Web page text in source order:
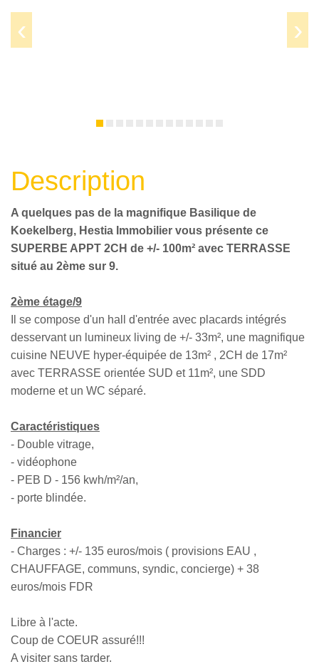
Description
A quelques pas de la magnifique Basilique de
Koekelberg, Hestia Immobilier vous présente ce
SUPERBE APPT 2CH de +/- 100m² avec TERRASSE
situé au 2ème sur 9.
2ème étage/9
Il se compose d'un hall d'entrée avec placards intégrés
desservant un lumineux living de +/- 33m², une magnifique
cuisine NEUVE hyper-équipée de 13m² , 2CH de 17m²
avec TERRASSE orientée SUD et 11m², une SDD
moderne et un WC séparé.
Caractéristiques
- Double vitrage,
- vidéophone
- PEB D - 156 kwh/m²/an,
- porte blindée.
Financier
- Charges : +/- 135 euros/mois ( provisions EAU ,
CHAUFFAGE, communs, syndic, concierge) + 38
euros/mois FDR
Libre à l'acte.
Coup de COEUR assuré!!!
A visiter sans tarder.